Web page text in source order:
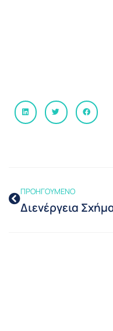
ΠΡΟΗΓΟΥΜΕΝΟ